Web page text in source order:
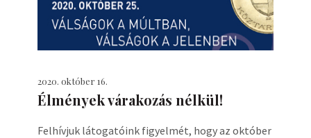
2020. október 16.
Élmények várakozás nélkül!
Felhívjuk látogatóink figyelmét, hogy az október